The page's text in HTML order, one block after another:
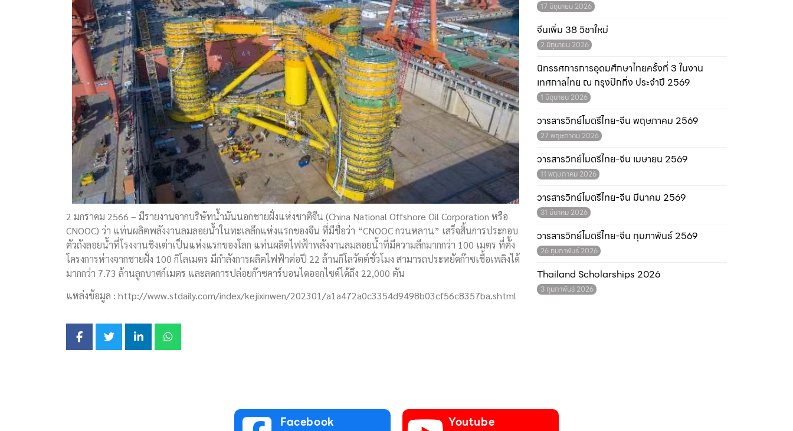
2 มกราคม 2566 – มีรายงานจากบริษัทน้ำมันนอกชายฝั่งแห่งชาติจีน (China National Offshore Oil Corporation หรือ
CNOOC) ว่า แท่นผลิตพลังงานลมลอยน้ำในทะเลลึกแห่งแรกของจีน ที่มีชื่อว่า “CNOOC กวนหลาน” เสร็จสิ้นการประกอบ
ตัวถังลอยน้ำที่โรงงานชิงเต่าเป็นแห่งแรกของโลก แท่นผลิตไฟฟ้าพลังงานลมลอยน้ำที่มีความลึกมากกว่า 100 เมตร ที่ตั้ง
โครงการห่างจากชายฝั่ง 100 กิโลเมตร มีกำลังการผลิตไฟฟ้าต่อปี 22 ล้านกิโลวัตต์ชั่วโมง สามารถประหยัดก๊าซเชื้อเพลิงได้
มากกว่า 7.73 ล้านลูกบาศก์เมตร และลดการปล่อยก๊าซคาร์บอนไดออกไซด์ได้ถึง 22,000 ตัน
แหล่งข้อมูล : http://www.stdaily.com/index/kejixinwen/202301/a1a472a0c3354d9498b03cf56c8357ba.shtml
17 มิถุนายน 2026
จีนเพิ่ม 38 วิชาใหม่
2 มิถุนายน 2026
นิทรรศการการอุดมศึกษาไทยครั้งที่ 3 ในงาน
เทศกาลไทย ณ กรุงปักกิ่ง ประจำปี 2569
1 มิถุนายน 2026
วารสารวิทย์ไมตรีไทย-จีน พฤษภาคม 2569
27 พฤษภาคม 2026
วารสารวิทย์ไมตรีไทย-จีน เมษายน 2569
11 พฤษภาคม 2026
วารสารวิทย์ไมตรีไทย-จีน มีนาคม 2569
31 มีนาคม 2026
วารสารวิทย์ไมตรีไทย-จีน กุมภาพันธ์ 2569
26 กุมภาพันธ์ 2026
Thailand Scholarships 2026
3 กุมภาพันธ์ 2026
Facebook Youtube